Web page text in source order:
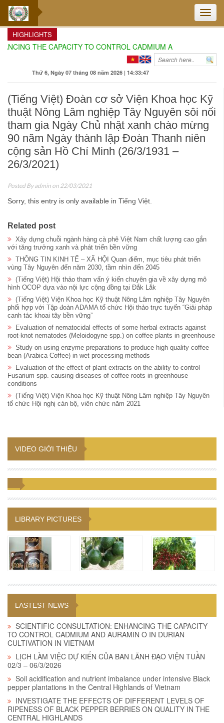
Toggle
HIGHLIGHTS
THE CAPACITY TO CONTROL CADMIUM AND AURAMIN O
Thứ 6, Ngày 07 tháng 08 năm 2026 | 14:33:48
(Tiếng Việt) Đoàn cơ sở Viện Khoa học Kỹ
thuật Nông Lâm nghiệp Tây Nguyên sôi nổi
tham gia Ngày Chủ nhật xanh chào mừng
90 năm Ngày thành lập Đoàn Thanh niên
cộng sản Hồ Chí Minh (26/3/1931 –
26/3/2021)
Posted Byadmin on 22/03/2021
Sorry, this entry is only available in Tiếng Việt
Related post
Xây dựng chuỗi ngành hàng cà phê Việt Nam chất lượng cao gắn
với tăng trưởng xanh và phát triển bền vững
THÔNG TIN KINH TẾ – XÃ HỘI Quan điểm, mục tiêu phát triển
vùng Tây Nguyên đến năm 2030, tầm nhìn đến 2045
(Tiếng Việt) Hội thảo tham vấn ý kiến chuyên gia về xây dựng mô
hình OCOP dựa vào nội lực cộng đồng tại Đắk Lắk
(Tiếng Việt) Viện Khoa học Kỹ thuật Nông Lâm nghiệp Tây Nguyên
phối hợp với Tập đoàn ADAMA tổ chức Hội thảo trực tuyến “Giải pháp
canh tác khoai tây bền vững”
Evaluation of nematocidal effects of some herbal extracts against
root-knot nematodes (Meloidogyne spp.) on coffee plants in greenhouse
Study on using enzyme preparations to produce high quality coffee
bean (Arabica Coffee) in wet processing methods
Evaluation of the effect of plant extracts on the ability to control
Fusarium spp. causing diseases of coffee roots in greenhouse
conditions
(Tiếng Việt) Viện Khoa học Kỹ thuật Nông Lâm nghiệp Tây Nguyên
tổ chức Hội nghị cán bộ, viên chức năm 2021
VIDEO GIỚI THIỆU
LIBRARY PICTURES
LASTEST NEWS
SCIENTIFIC CONSULTATION: ENHANCING THE CAPACITY
TO CONTROL CADMIUM AND AURAMIN O IN DURIAN
CULTIVATION IN VIETNAM
LỊCH LÀM VIỆC DỰ KIẾN CỦA BAN LÃNH ĐẠO VIỆN TUẦN
02/3 – 06/3/2026
Soil acidification and nutrient imbalance under intensive Black
pepper plantations in the Central Highlands of Vietnam
INVESTIGATE THE EFFECTS OF DIFFERENT LEVELS OF
RIPENESS OF BLACK PEPPER BERRIES ON QUALITY IN THE
CENTRAL HIGHLANDS